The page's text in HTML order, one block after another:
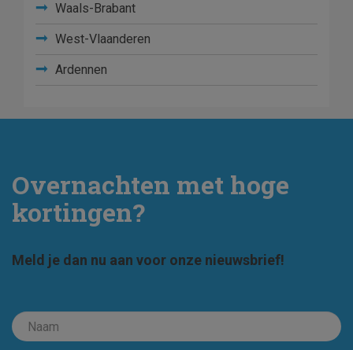
Waals-Brabant
West-Vlaanderen
Ardennen
Overnachten met hoge
kortingen?
Meld je dan nu aan voor onze nieuwsbrief!